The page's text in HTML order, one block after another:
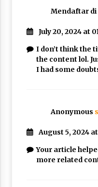
Mendaftar di
July 20, 2024 at
I don’t think the
the content lol.
I had some
Anonymous
August 5, 2024 at
Your article
more related